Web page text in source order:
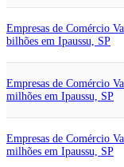
Empresas de Comércio
bilhões em Ipaussu, SP
Empresas de Comércio
milhões em Ipaussu, SP
Empresas de Comércio
milhões em Ipaussu, SP